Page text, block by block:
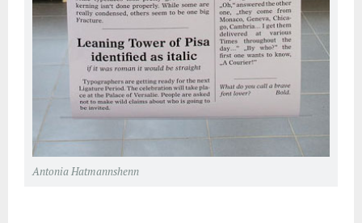
Antonia Hatmannshenn